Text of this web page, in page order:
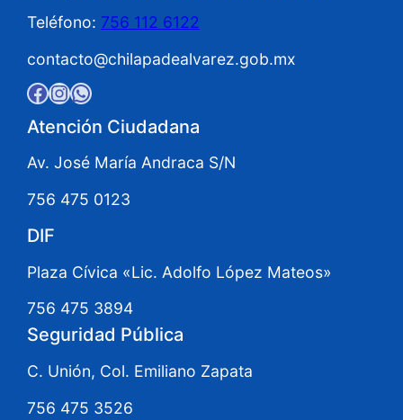
Teléfono: 756 112 6122
contacto@chilapadealvarez.gob.mx
Facebook InstagramWhatsApp
Atención Ciudadana
Av. José María Andraca S/N
756 475 0123
DIF
Plaza Cívica «Lic. Adolfo López Mateos»
756 475 3894
Seguridad Pública
C. Unión, Col. Emiliano Zapata
756 475 3526